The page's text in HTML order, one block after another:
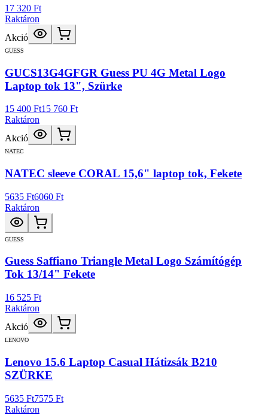
17 320 Ft
Raktáron
Akció
GUESS
GUCS13G4GFGR Guess PU 4G Metal Logo
Laptop tok 13", Szürke
15 400 Ft15 760 Ft
Raktáron
Akció
NATEC
NATEC sleeve CORAL 15,6" laptop tok, Fekete
5635 Ft6060 Ft
Raktáron
GUESS
Guess Saffiano Triangle Metal Logo Számítógép
Tok 13/14" Fekete
16 525 Ft
Raktáron
Akció
LENOVO
Lenovo 15.6 Laptop Casual Hátizsák B210
SZÜRKE
5635 Ft7575 Ft
Raktáron